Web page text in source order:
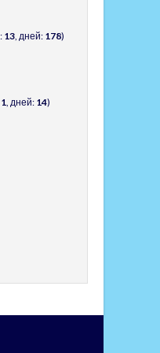
13 , дней: 178)
1 , дней: 14)